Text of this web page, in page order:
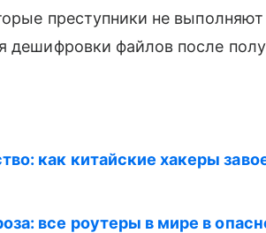
преступники не
дешифровки файлов после
как китайские хакеры
все роутеры в мире в